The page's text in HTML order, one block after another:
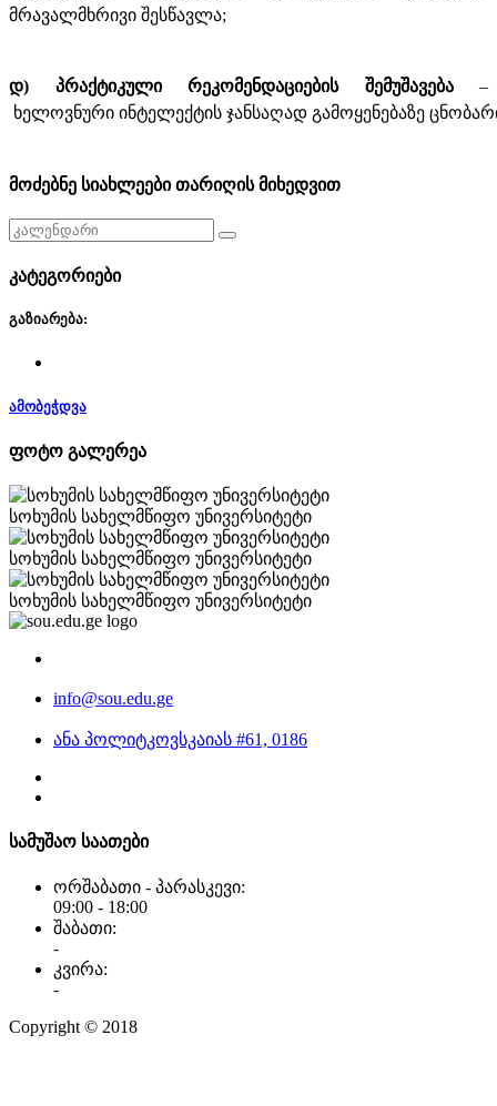
მრავალმხრივი შესწავლა;
დ) პრაქტიკული რეკომენდაციების შემუშავება–
ხელოვნური ინტელექტის ჯანსაღად გამოყენებაზე
მოძებნე სიახლეები თარიღის მიხედვით
კატეგორიები
გაზიარება:
ამობეჭდვა
ფოტო გალერეა
სოხუმის სახელმწიფო უნივერსიტეტი
სოხუმის სახელმწიფო უნივერსიტეტი
სოხუმის სახელმწიფო უნივერსიტეტი
info@sou.edu.ge
ანა პოლიტკოვსკაიას #61, 0186
სამუშაო საათები
ორშაბათი - პარასკევი:
09:00 - 18:00
შაბათი:
-
კვირა:
-
Copyright © 2018